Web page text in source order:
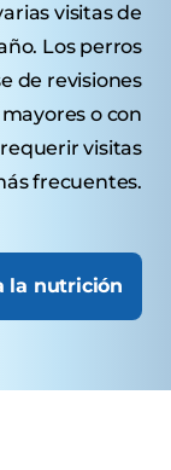
visitas de
Los perros
de revisiones
o con
visitas
frecuentes.
la nutrición